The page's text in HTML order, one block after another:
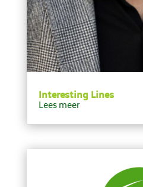
Interesting Lines
Lees meer